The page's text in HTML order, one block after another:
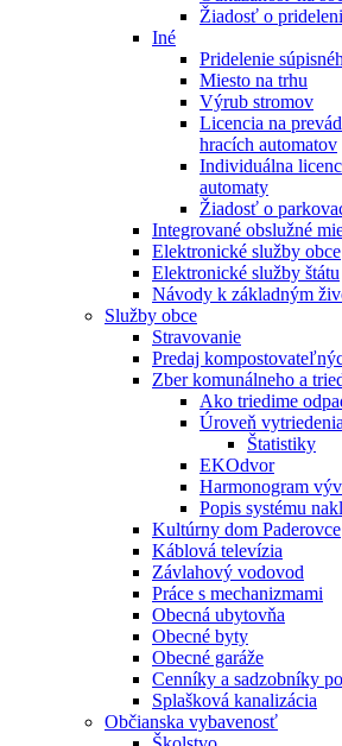
Žiadosť o
Iné
Pridelenie
Miesto na trhu
Výrub stromov
Licencia na
hracích automatov
Individuálna
automaty
Žiadosť o
Integrované obslužné
Elektronické služby obce
Elektronické služby štátu
Návody k základným
Služby obce
Stravovanie
Predaj
Zber komunálneho a
Ako triedime
Úroveň vytriedenia
Štatistiky
EKOdvor
Harmonogram
Popis systému
Kultúrny dom Paderovce
Káblová televízia
Závlahový vodovod
Práce s mechanizmami
Obecná ubytovňa
Obecné byty
Obecné garáže
Cenníky a sadzobníky
Splašková kanalizácia
Občianska vybavenosť